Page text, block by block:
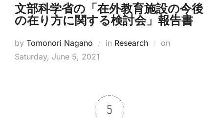
文部科学省の「在外教育施設の今後
の在り方に関する検討会」報告書
by Tomonori Nagano in Research on
Saturday, June 5, 2021
5